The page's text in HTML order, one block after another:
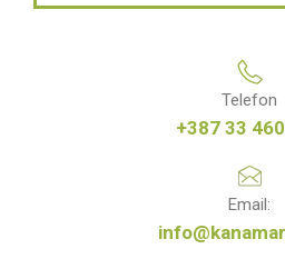
Telefon
+387 33
Email: